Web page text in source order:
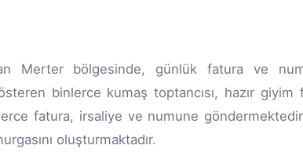
Merter bölgesinde, günlük fatura ve
binlerce kumaş toptancısı, hazır giyim
fatura, irsaliye ve numune
oluşturmaktadır.